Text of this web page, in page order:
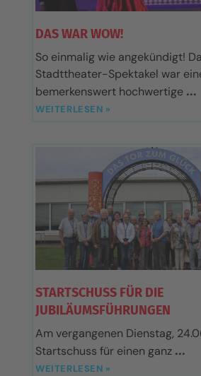
DAS WAR WOW!
So einmalig wie angekündigt!
Stadttheater-Spektakel war
bemerkenswert hochwertige
WEITERLESEN »
STARTSCHUSS FÜR DIE
JUBILÄUMSFÜHRUNGEN
Am vergangenen Dienstag,
Startschuss für einen ganz
WEITERLESEN »